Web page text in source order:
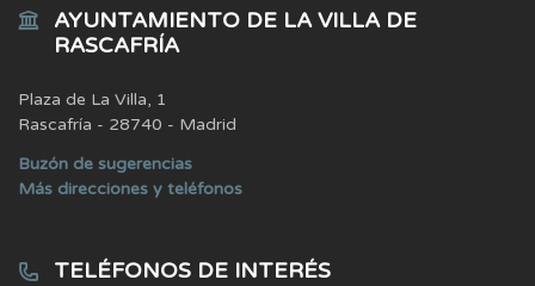
AYUNTAMIENTO DE LA VILLA DE
RASCAFRÍA
Plaza de La Villa, 1
Rascafría - 28740 - Madrid
Buzón de sugerencias
Más direcciones y teléfonos
TELÉFONOS DE INTERÉS